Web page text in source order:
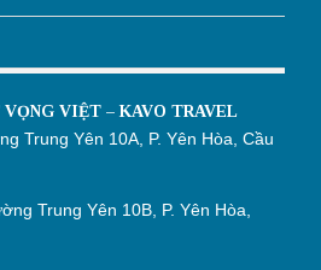
VIỆT – KAVO TRAVEL
Trung Yên 10A, P. Yên Hòa, Cầu
Trung Yên 10B, P. Yên Hòa,